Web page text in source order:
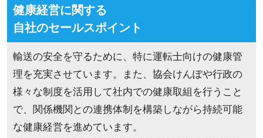
健康経営に関する
自社のセールスポイント
輸送の安全を守るために、特に運転士向けの健康管
理を充実させています。また、協会けんぽや行政の
様々な制度を活用して社内での健康取組を行うこと
で、関係機関との連携体制を構築しながら持続可能
な健康経営を進めています。